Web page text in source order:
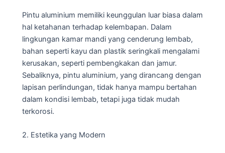
Pintu aluminium memiliki keunggulan luar biasa dalam
hal ketahanan terhadap kelembapan. Dalam
lingkungan kamar mandi yang cenderung lembab,
bahan seperti kayu dan plastik seringkali mengalami
kerusakan, seperti pembengkakan dan jamur.
Sebaliknya, pintu aluminium, yang dirancang dengan
lapisan perlindungan, tidak hanya mampu bertahan
dalam kondisi lembab, tetapi juga tidak mudah
terkorosi.
2. Estetika yang Modern